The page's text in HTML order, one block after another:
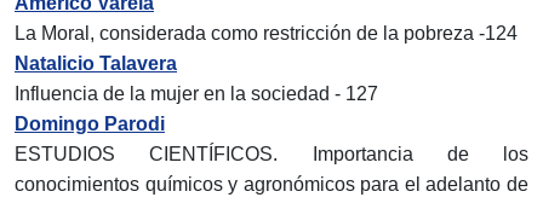
La Moral, considerada como restricción de la pobreza -124
Natalicio Talavera
Influencia de la mujer en la sociedad - 127
Domingo Parodi
ESTUDIOS CIENTÍFICOS. Importancia de los
conocimientos químicos y agronómicos para el adelanto de